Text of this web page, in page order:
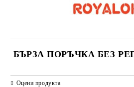
БЪРЗА ПОРЪЧКА БЕЗ
Оцени продукта